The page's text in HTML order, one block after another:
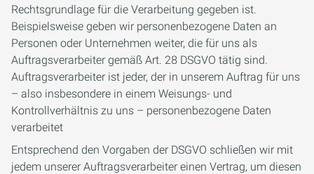
Rechtsgrundlage für die Verarbeitung gegeben ist.
Beispielsweise geben wir personenbezogene Daten an
Personen oder Unternehmen weiter, die für uns als
Auftragsverarbeiter gemäß Art. 28 DSGVO tätig sind.
Auftragsverarbeiter ist jeder, der in unserem Auftrag für uns
– also insbesondere in einem Weisungs- und
Kontrollverhältnis zu uns – personenbezogene Daten
verarbeitet
Entsprechend den Vorgaben der DSGVO schließen wir mit
jedem unserer Auftragsverarbeiter einen Vertrag, um diesen